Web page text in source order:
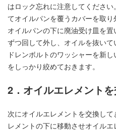
はロック忘れに注意してくださ
てオイルパンを覆うカバーを取り
オイルパンの下に廃油受け皿を
ずつ回して外し、オイルを抜い
ドレンボルトのワッシャーを新
をしっかり絞めておきます。
2．オイルエレメント
次にオイルエレメントを交換し
レメントの下に移動させオイル